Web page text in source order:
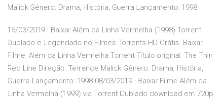
Malick Gênero: Drama, História, Guerra Lançamento: 1998
16/03/2019 · Baixar Além da Linha Vermelha (1998) Torrent
Dublado e Legendado no Filmes Torrents HD Grátis. Baixar
Filme: Além da Linha Vermelha Torrent Título original: The Thin
Red Line Direção: Terrence Malick Gênero: Drama, História,
Guerra Lançamento: 1998 08/03/2019 · Baixar Filme Além da
Linha Vermelha (1999) via Torrent Dublado download em 720p